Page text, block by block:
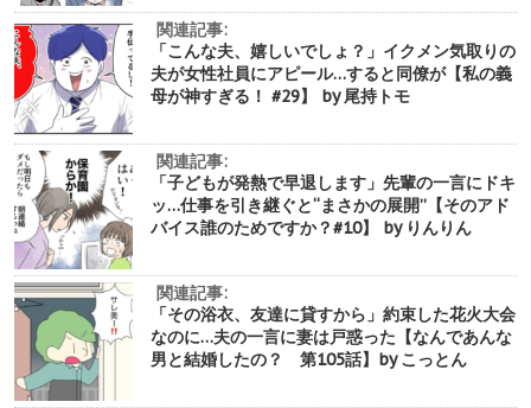
関連記事:
「こんな夫、嬉しいでしょ？」イクメン気取りの
夫が女性社員にアピール…すると同僚が【私の義
母が神すぎる！ #29】 by 尾持トモ
関連記事:
「子どもが発熱で早退します」先輩の一言にドキ
ッ…仕事を引き継ぐと“まさかの展開”【そのアド
バイス誰のためですか？#10】 by りんりん
関連記事:
「その浴衣、友達に貸すから」約束した花火大会
なのに…夫の一言に妻は戸惑った【なんであんな
男と結婚したの？ 第105話】by こっとん